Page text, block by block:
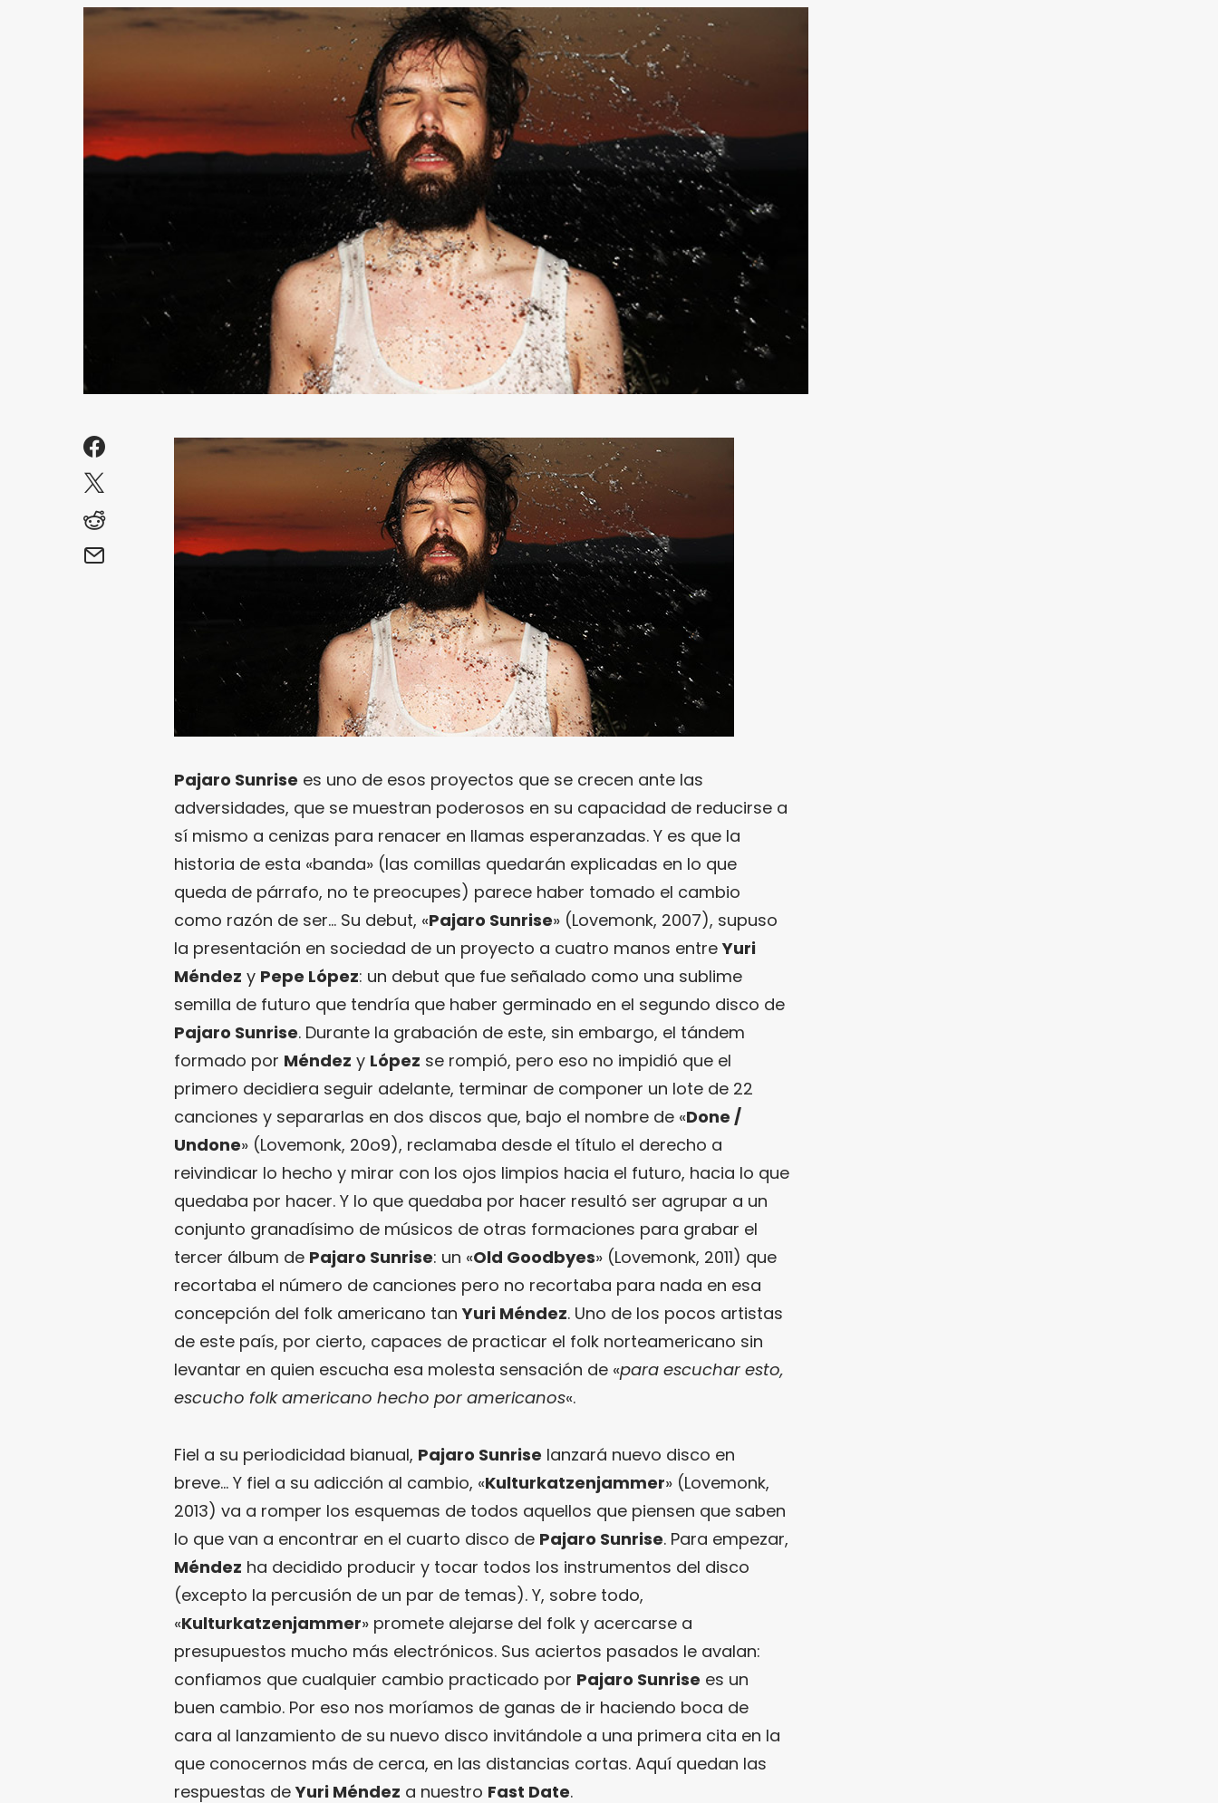
Pajaro Sunrise es uno de esos proyectos que se crecen ante las
adversidades, que se muestran poderosos en su capacidad de reducirse a
sí mismo a cenizas para renacer en llamas esperanzadas. Y es que la
historia de esta «banda» (las comillas quedarán explicadas en lo que
queda de párrafo, no te preocupes) parece haber tomado el cambio
como razón de ser… Su debut, «Pajaro Sunrise» (Lovemonk, 2007), supuso
la presentación en sociedad de un proyecto a cuatro manos entreYuri
Méndez y Pepe López: un debut que fue señalado como una sublime
semilla de futuro que tendría que haber germinado en el segundo disco de
Pajaro Sunrise. Durante la grabación de este, sin embargo, el tándem
formado por Méndez y López se rompió, pero eso no impidió que el
primero decidiera seguir adelante, terminar de componer un lote de 22
canciones y separarlas en dos discos que, bajo el nombre de «Done /
Undone» (Lovemonk, 20o9), reclamaba desde el título el derecho a
reivindicar lo hecho y mirar con los ojos limpios hacia el futuro, hacia lo que
quedaba por hacer. Y lo que quedaba por hacer resultó ser agrupar a un
conjunto granadísimo de músicos de otras formaciones para grabar el
tercer álbum de Pajaro Sunrise: un «Old Goodbyes» (Lovemonk, 2011) que
recortaba el número de canciones pero no recortaba para nada en esa
concepción del folk americano tanYuri Méndez. Uno de los pocos artistas
de este país, por cierto, capaces de practicar el folk norteamericano sin
levantar en quien escucha esa molesta sensación de «para escuchar esto,
escucho folk americano hecho por americanos«.
Fiel a su periodicidad bianual, Pajaro Sunrise lanzará nuevo disco en
breve… Y fiel a su adicción al cambio, «Kulturkatzenjammer» (Lovemonk,
2013) va a romper los esquemas de todos aquellos que piensen que saben
lo que van a encontrar en el cuarto disco de Pajaro Sunrise. Para empezar,
Méndez ha decidido producir y tocar todos los instrumentos del disco
(excepto la percusión de un par de temas). Y, sobre todo,
«Kulturkatzenjammer» promete alejarse del folk y acercarse a
presupuestos mucho más electrónicos. Sus aciertos pasados le avalan:
confiamos que cualquier cambio practicado por Pajaro Sunrise es un
buen cambio. Por eso nos moríamos de ganas de ir haciendo boca de
cara al lanzamiento de su nuevo disco invitándole a una primera cita en la
que conocernos más de cerca, en las distancias cortas. Aquí quedan las
respuestas deYuri Méndez a nuestro Fast Date.